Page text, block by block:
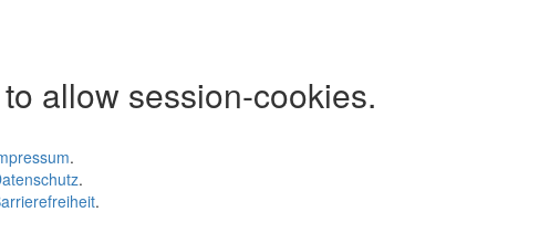
allow session-cookies.
.
.
.